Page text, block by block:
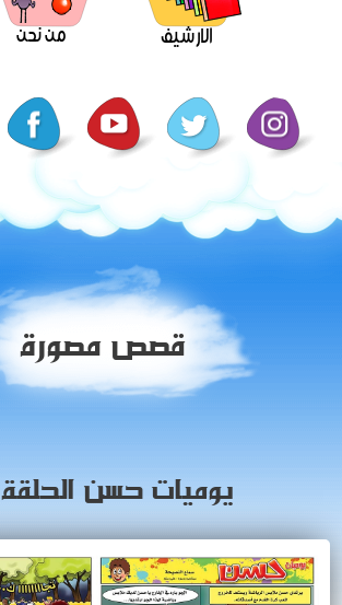
الارشيف من نحن
قصص مصورة
يوميات حسن الحلقة 78